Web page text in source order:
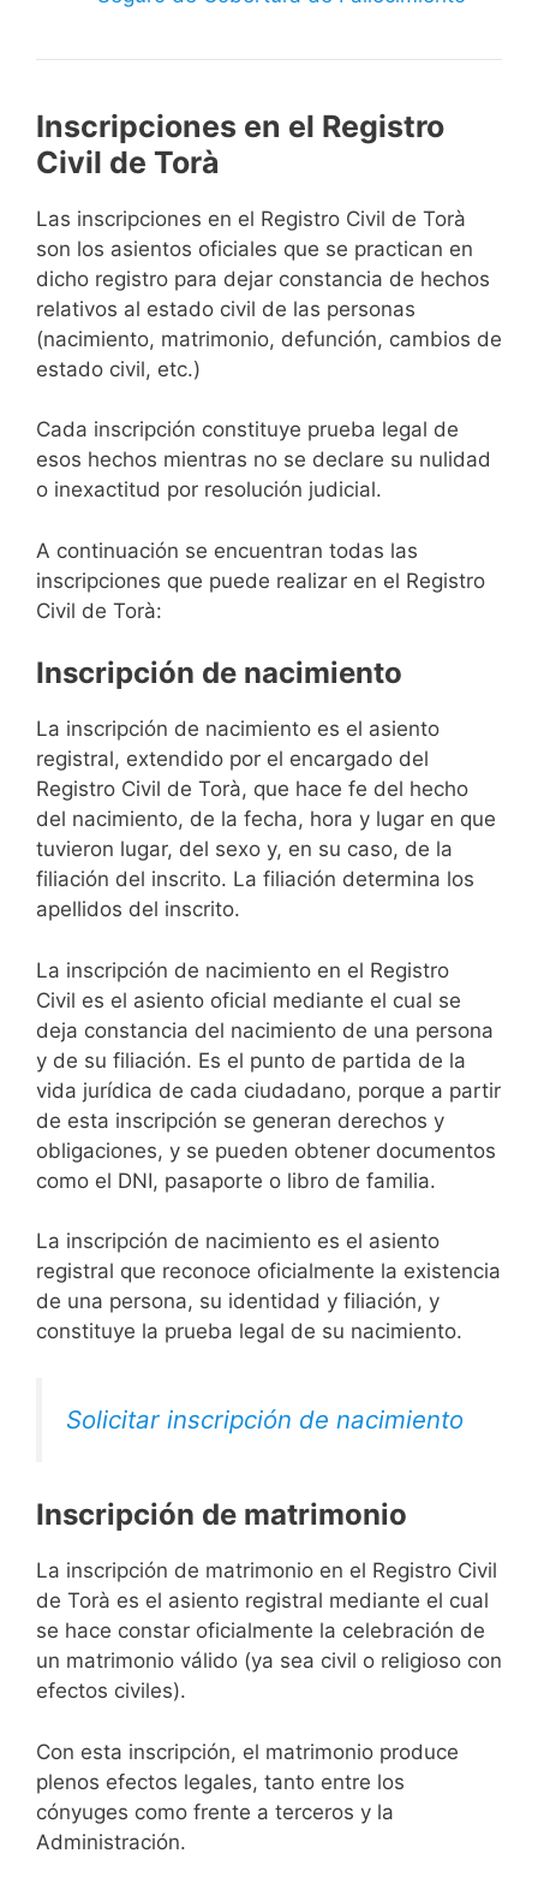
Inscripciones en el Registro
Civil de Torà
Las inscripciones en el Registro Civil de Torà
son los asientos oficiales que se practican en
dicho registro para dejar constancia de hechos
relativos al estado civil de las personas
(nacimiento, matrimonio, defunción, cambios de
estado civil, etc.)
Cada inscripción constituye prueba legal de
esos hechos mientras no se declare su nulidad
o inexactitud por resolución judicial.
A continuación se encuentran todas las
inscripciones que puede realizar en el Registro
Civil de Torà:
Inscripción de nacimiento
La inscripción de nacimiento es el asiento
registral, extendido por el encargado del
Registro Civil de Torà, que hace fe del hecho
del nacimiento, de la fecha, hora y lugar en que
tuvieron lugar, del sexo y, en su caso, de la
filiación del inscrito. La filiación determina los
apellidos del inscrito.
La inscripción de nacimiento en el Registro
Civil es el asiento oficial mediante el cual se
deja constancia del nacimiento de una persona
y de su filiación. Es el punto de partida de la
vida jurídica de cada ciudadano, porque a partir
de esta inscripción se generan derechos y
obligaciones, y se pueden obtener documentos
como el DNI, pasaporte o libro de familia.
La inscripción de nacimiento es el asiento
registral que reconoce oficialmente la existencia
de una persona, su identidad y filiación, y
constituye la prueba legal de su nacimiento.
Solicitar inscripción de nacimiento
Inscripción de matrimonio
La inscripción de matrimonio en el Registro Civil
de Torà es el asiento registral mediante el cual
se hace constar oficialmente la celebración de
un matrimonio válido (ya sea civil o religioso con
efectos civiles).
Con esta inscripción, el matrimonio produce
plenos efectos legales, tanto entre los
cónyuges como frente a terceros y la
Administración.